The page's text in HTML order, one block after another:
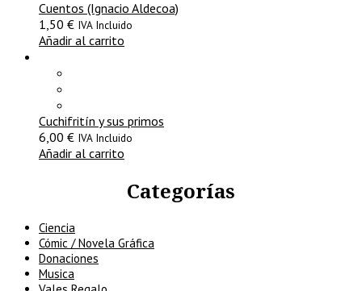
Cuentos (Ignacio Aldecoa)
1,50 € IVA Incluido
Añadir al carrito
Cuchifritín y sus primos
6,00 € IVA Incluido
Añadir al carrito
Categorías
Ciencia
Cómic / Novela Gráfica
Donaciones
Musica